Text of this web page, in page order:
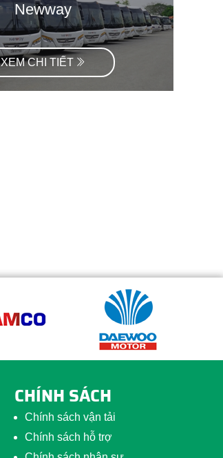
Newway
XEM CHI TIẾT
CHÍNH SÁCH
Chính sách vận tải
Chính sách hỗ trợ